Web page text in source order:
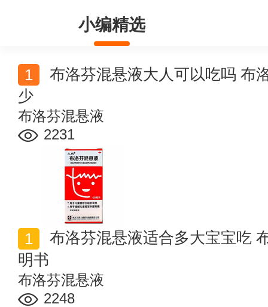
小编精选
少
布洛芬混悬液
2231
明书
布洛芬混悬液
2248